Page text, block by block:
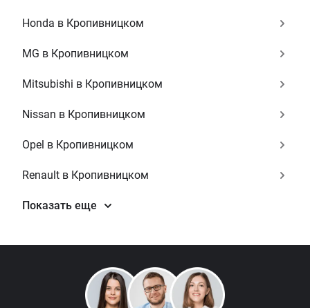
Honda в Кропивницком
MG в Кропивницком
Mitsubishi в Кропивницком
Nissan в Кропивницком
Opel в Кропивницком
Renault в Кропивницком
Показать еще